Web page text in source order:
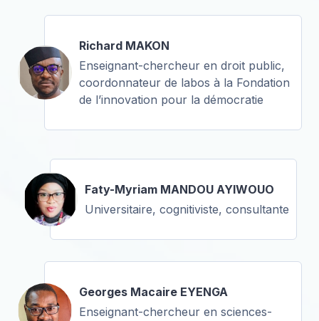
Richard MAKON
Enseignant-chercheur en droit public,
coordonnateur de labos à la Fondation
de l’innovation pour la démocratie
Faty-Myriam MANDOU AYIWOUO
Universitaire, cognitiviste, consultante
Georges Macaire EYENGA
Enseignant-chercheur en sciences-